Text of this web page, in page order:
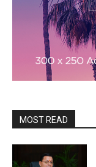
MOST READ